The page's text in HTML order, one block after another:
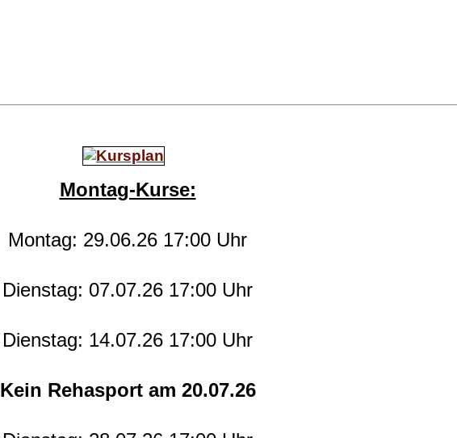
Montag-Kurse:
Montag: 29.06.26 17:00 Uhr
Dienstag: 07.07.26 17:00 Uhr
Dienstag: 14.07.26 17:00 Uhr
Kein Rehasport am 20.07.26